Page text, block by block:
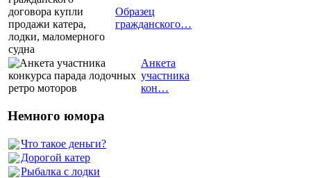
Образец
гражданского…
Анкета
участника
кон…
Немного юмора
Что такое деньги?
Дорогой катер
Рыбалка с лодки